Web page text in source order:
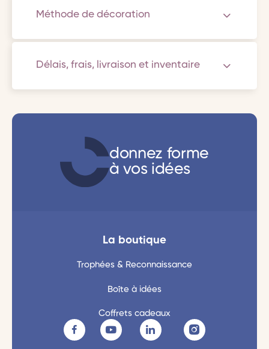
Méthode de décoration
Délais, frais, livraison et inventaire
donnez forme
à vos idées
La boutique
Trophées & Reconnaissance
Boîte à idées
Coffrets cadeaux